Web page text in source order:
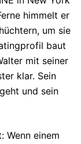
himmelt er
um sie
baut
mit seiner
klar. Sein
und sein
Wenn einem